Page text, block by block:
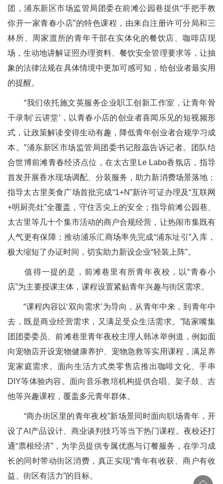
团，浦东新区市场监管局团委在前滩公园巷提供“手把手教
你开一家青春小店”的特色课程，由来自注册许可分局和三
林所、周家渡所的青年干部在实体化的餐饮店、咖啡店现
场，生动地讲解证照办理资料、餐饮安全管理要求等，让抽
象的法律法规在具体情境中更加可感可知，给创业者最实用
的提醒。
“我们依托施文英服务企业职工创新工作室，让青年骨
干录制‘云讲堂’，以青春小店的创业者喜闻乐见的短视频形
式，让政策解读变得生动有趣，降低青年创业者合规学习成
本。”浦东新区市场监管局团委书记殷蕊告诉记者。团队结
合世博前滩青春经济点位，在太古里Le Labo香氛店，指导
首发开展香水现场调配、分装服务，助力新消费场景落地；
指导太古里美食广场首批完成“1+N”新许可证办理及“互联网
+明厨亮灶”全覆盖，守住舌尖上的安全；指导前滩公园巷、
太古里等几十个集市活动的商户合规经营，让热闹市集既有
人气更有保障；推动浦乐汇商场率先完成“浦东址引”入库，
极大缩短了办证时间，切实助力新设企业“轻装上阵”。
值得一提的是，前滩巷里有所青年夜校，以“青春小
店”为主要授课主体，课程设置紧贴青年兴趣与街区需求。
“课程内容以‘双向需求’为导向，从青年中来，到青年中
去，既是商业经营需求，又满足受众生活需求。”陆家嘴集
团团委委员、前滩巷里青年夜校主理人韩冰举例道，例如面
向宠物店开设宠物健康养护、宠物急救等实用课程，满足养
宠家庭需求。面向生活方式类零售店推出咖啡文化、手串
DIY等体验内容。面向音乐教培机构提供合唱、架子鼓、吉
他等兴趣课程，覆盖多元青年群体。
“商办街区里的青年夜校”新场景同时面向职场青年，开
设了AI产品设计、商业谈判技巧等当下热门课程。夜校还打
通“票根经济”，为学员提供专属优惠与订餐服务，在学习成
长的同时带动街区消费，真正实现“青年有收获、商户有收
益、街区有活力”的目标。